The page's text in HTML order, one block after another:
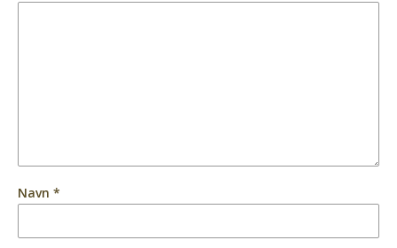
Navn *